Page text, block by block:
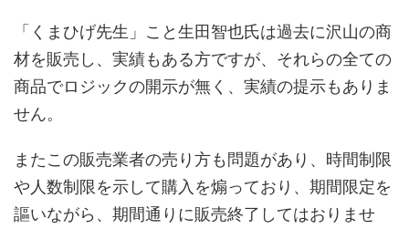
「くまひげ先生」こと生田智也氏は過去に沢山の商
材を販売し、実績もある方ですが、それらの全ての
商品でロジックの開示が無く、実績の提示もありま
せん。
またこの販売業者の売り方も問題があり、時間制限
や人数制限を示して購入を煽っており、期間限定を
謳いながら、期間通りに販売終了してはおりませ